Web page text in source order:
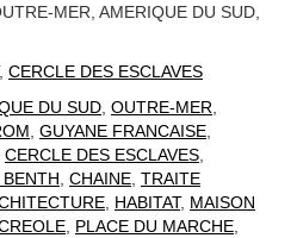
MER, AMERIQUE DU SUD,
, CERCLE DES ESCLAVES
DU SUD, OUTRE-MER,
, GUYANE FRANCAISE,
CERCLE DES ESCLAVES,
, CHAINE, TRAITE
, HABITAT, MAISON
, PLACE DU MARCHE,